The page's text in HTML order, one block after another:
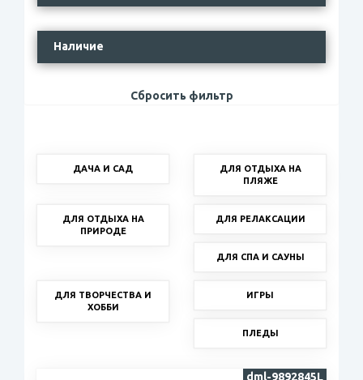
Наличие
Сбросить фильтр
ДАЧА И САД
ДЛЯ ОТДЫХА НА
ПЛЯЖЕ
ДЛЯ ОТДЫХА НА
ПРИРОДЕ
ДЛЯ РЕЛАКСАЦИИ
ДЛЯ СПА И САУНЫ
ДЛЯ ТВОРЧЕСТВА И
ХОББИ
ИГРЫ
ПЛЕДЫ
dml-9892845L